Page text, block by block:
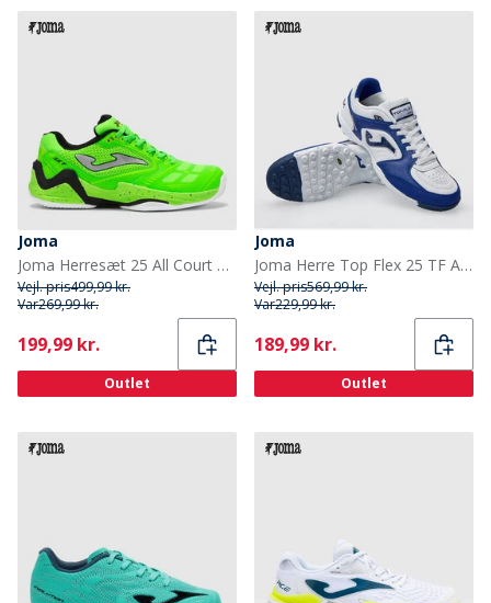
Joma
Joma Herresæt 25 All Court Tennis sko Fluorescent Green
Vejl. pris499,99 kr.
Var269,99 kr.
Current
199,99 kr.
Outlet
Joma
Joma Herre Top Flex 25 TF Astro Turf Fodboldstøvler Hvid/Royal
Vejl. pris569,99 kr.
Var229,99 kr.
Current
189,99 kr.
Outlet